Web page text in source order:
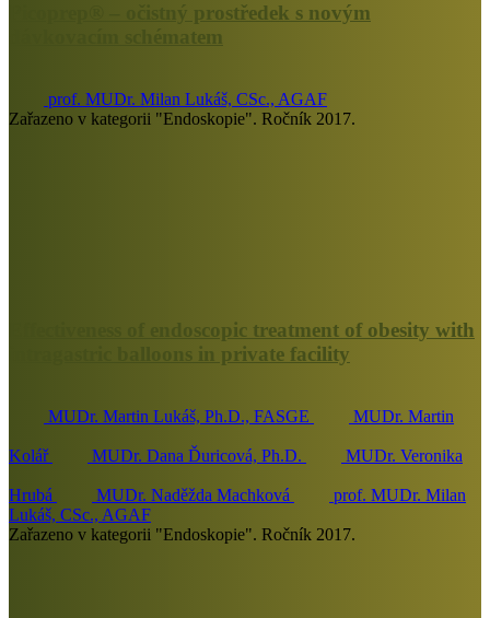
Picoprep® – očistný prostředek s novým
dávkovacím schématem
prof. MUDr. Milan Lukáš, CSc., AGAF
Zařazeno v kategorii "Endoskopie". Ročník 2017.
Effectiveness of endoscopic treatment of obesity with
intragastric balloons in private facility
MUDr. Martin Lukáš, Ph.D., FASGE MUDr. Martin
Kolář MUDr. Dana Ďuricová, Ph.D. MUDr. Veronika
Hrubá MUDr. Naděžda Machková
prof. MUDr. Milan
Lukáš, CSc., AGAF
Zařazeno v kategorii "Endoskopie". Ročník 2017.